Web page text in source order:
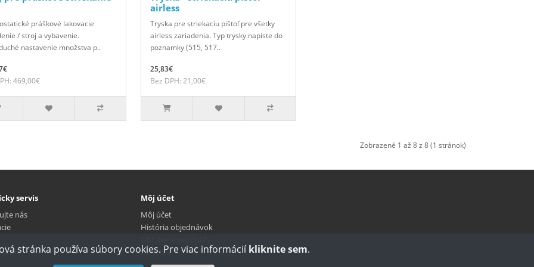
práškové lakovacie
/ stroj a vybavenie.
nastavenie množstva p..
469,00€
airless
Tryska pre striekaciu pištoľ pre všetky
airless zariadenia. Typ trysky napiste do
poznamky (515, 517..
25,83€
Bez DPH: 21,00€
Zobrazené 1 až 8 z 8 (1 stránok)
servis
nás
Môj účet
Môj účet
História objednávok
Novinky
stránka používa súbory cookies. Pre viac informáciíkliknite sem.